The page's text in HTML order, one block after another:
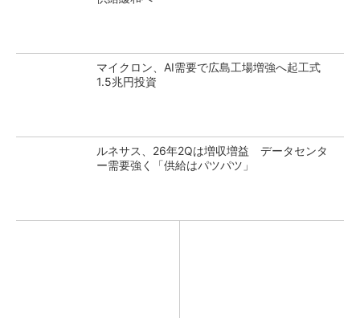
マイクロン、AI需要で広島工場増強へ起工式
1.5兆円投資
ルネサス、26年2Qは増収増益 データセンタ
ー需要強く「供給はパツパツ」